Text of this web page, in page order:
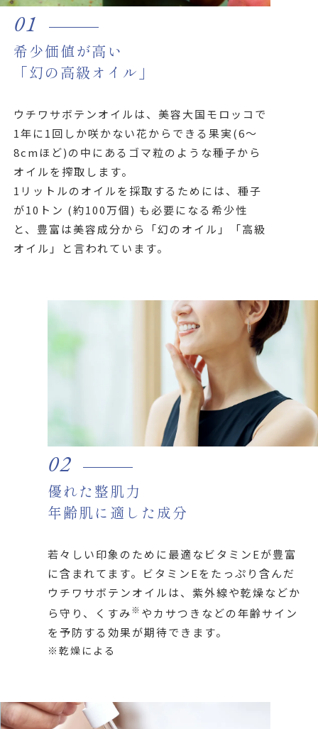
01
希少価値が高い
「幻の高級オイル」
ウチワサボテンオイルは、美容大国モロッコで
1年に1回しか咲かない花からできる果実(6～
8cmほど)の中にあるゴマ粒のような種子から
オイルを搾取します。
1リットルのオイルを採取するためには、種子
が10トン (約100万個) も必要になる希少性
と、豊富は美容成分から「幻のオイル」「高級
オイル」と言われています。
02
優れた整肌力
年齢肌に適した成分
若々しい印象のために最適なビタミンEが豊富
に含まれてます。ビタミンEをたっぷり含んだ
ウチワサボテンオイルは、紫外線や乾燥などか
ら守り、くすみ※ やカサつきなどの年齢サイン
を予防する効果が期待できます。
※乾燥による